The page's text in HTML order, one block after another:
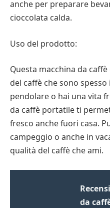
anche per preparare
cioccolata calda.
Uso del prodotto:
Questa macchina da
del caffè che sono spesso
pendolare o hai una vita
da caffè portatile ti
fresco anche fuori casa.
campeggio o anche in
qualità del caffè che ami.
da